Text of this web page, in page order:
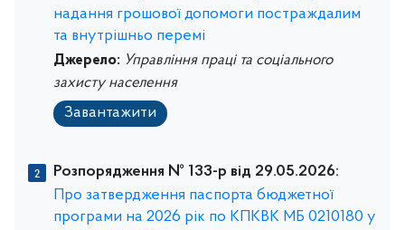
надання грошової допомоги постраждалим
та внутрішньо перемі
Джерело: Управління праці та соціального
захисту населення
Завантажити
Розпорядження № 133-р від 29.05.2026:
Про затвердження паспорта бюджетної
програми на 2026 рік по КПКВК МБ 0210180 у